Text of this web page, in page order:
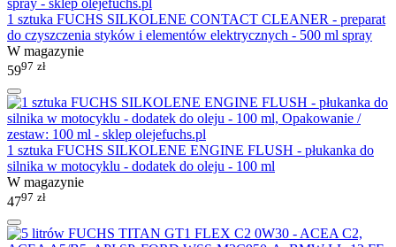
1 sztuka FUCHS SILKOLENE CONTACT CLEANER - preparat
do czyszczenia styków i elementów elektrycznych - 500 ml spray
W magazynie
5997 zł
1 sztuka FUCHS SILKOLENE ENGINE FLUSH - płukanka do
silnika w motocyklu - dodatek do oleju - 100 ml
W magazynie
4797 zł